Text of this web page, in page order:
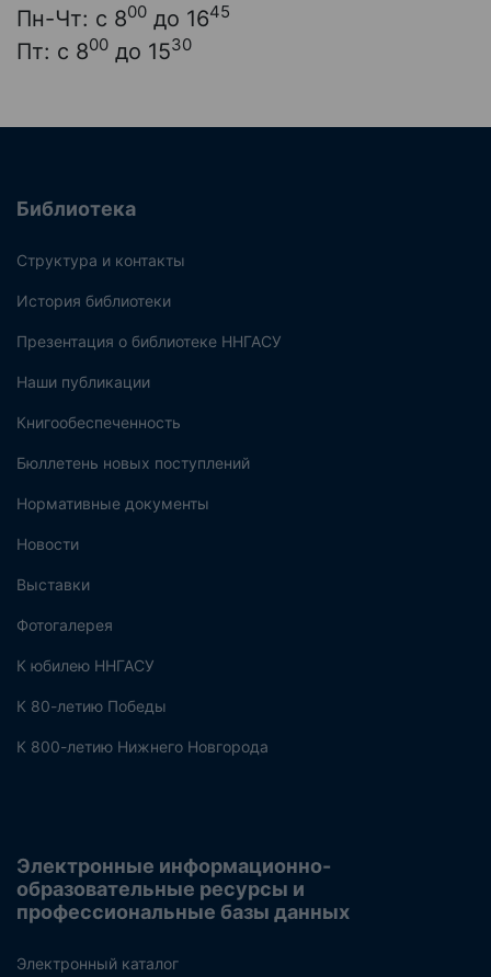
Пн-Чт: с 800 до 1645
Пт: с 800 до 1530
Библиотека
Структура и контакты
История библиотеки
Презентация о библиотеке ННГАСУ
Наши публикации
Книгообеспеченность
Бюллетень новых поступлений
Нормативные документы
Новости
Выставки
Фотогалерея
К юбилею ННГАСУ
К 80-летию Победы
К 800-летию Нижнего Новгорода
Электронные информационно-
образовательные ресурсы и
профессиональные базы данных
Электронный каталог